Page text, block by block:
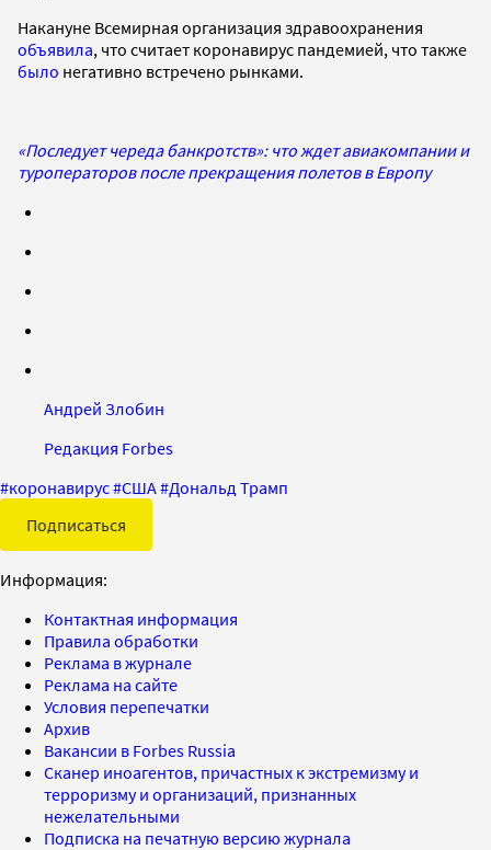
Накануне Всемирная организация здравоохранения
объявила, что считает коронавирус пандемией, что также
было негативно встречено рынками.
«Последует череда банкротств»: что ждет авиакомпании и
туроператоров после прекращения полетов в Европу
Андрей Злобин
Редакция Forbes
#коронавирус#США#Дональд Трамп
Подписаться
Информация:
Контактная информация
Правила обработки
Реклама в журнале
Реклама на сайте
Условия перепечатки
Архив
Вакансии в Forbes Russia
Сканер иноагентов, причастных к экстремизму и
терроризму и организаций, признанных
нежелательными
Подписка на печатную версию журнала